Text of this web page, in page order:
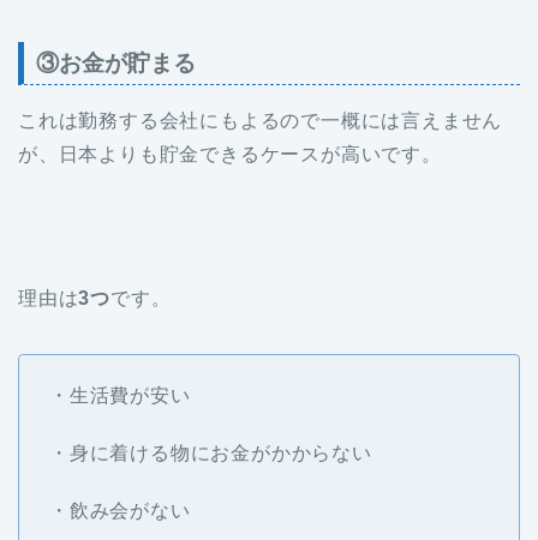
③お金が貯まる
これは勤務する会社にもよるので一概には言えません
が、日本よりも貯金できるケースが高いです。
理由は3つです。
・生活費が安い
・身に着ける物にお金がかからない
・飲み会がない